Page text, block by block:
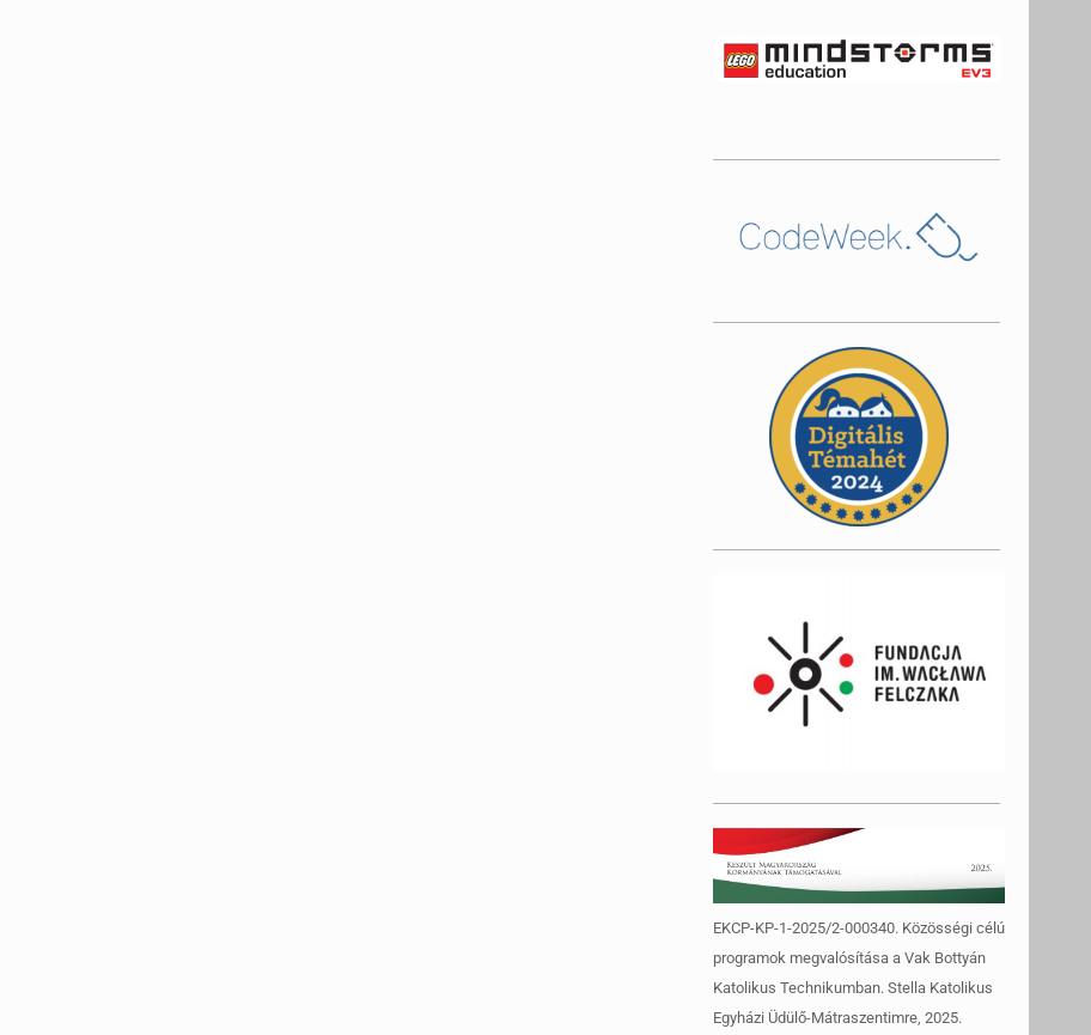
EKCP-KP-1-2025/2-000340. Közösségi célú
programok megvalósítása a Vak Bottyán
Katolikus Technikumban. Stella Katolikus
Egyházi Üdülő-Mátraszentimre, 2025.